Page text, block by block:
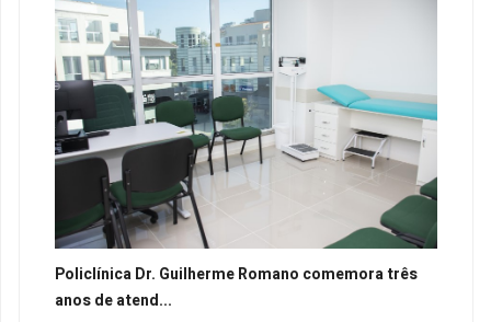
Policlínica Dr. Guilherme Romano comemora três
anos de atend...